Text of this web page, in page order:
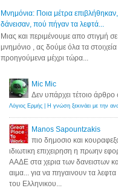
Μνημόνια: Ποια μέτρα
δάνεισαν, πού πήγαν τα λεφτά...
Μιας και περιμένουμε απο στιγμή
μνημόνιο , ας δούμε όλα τα στοιχεία
προηγούμενα μέχρι τώρα...
Mic Mic
Δεν υπάρχει τέτοιο
Manos Sapountzakis
πιο δημοσιο και
ιδιωτικη επιχειρηση η πρωην
ΑΑΔΕ στα χερια των δανειστων
αιμα... για να πηγαινουν τα λεφτα
του Ελληνικου...